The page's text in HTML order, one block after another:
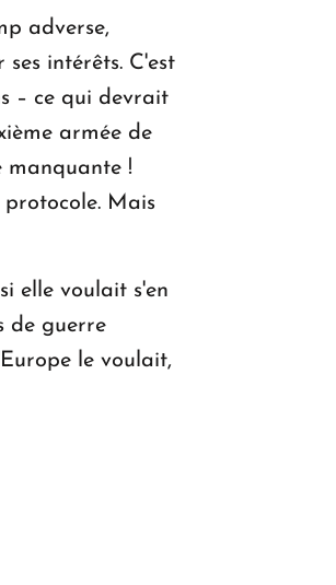
adverse,
intérêts. C'est
– ce qui devrait
armée de
manquante !
Mais
elle voulait s'en
de guerre
le voulait,